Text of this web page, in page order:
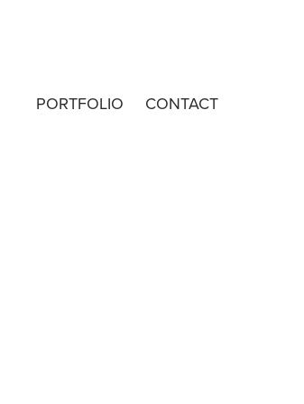
PORTFOLIO CONTACT